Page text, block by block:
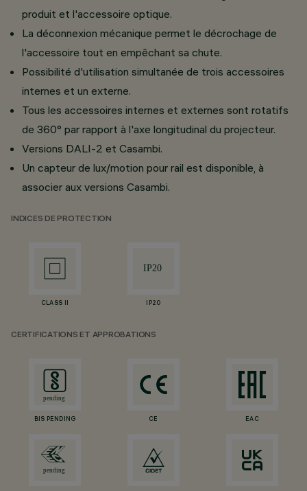
produit et l'accessoire optique.
La déconnexion mécanique permet le décrochage de
l'accessoire tout en empêchant sa chute.
Possibilité d'utilisation simultanée de trois accessoires
internes et un externe.
Tous les accessoires internes et externes sont rotatifs
de 360° par rapport à l'axe longitudinal du projecteur.
Versions DALI-2 et Casambi.
Un capteur de lux/motion pour rail est disponible, à
associer aux versions Casambi.
INDICES DE PROTECTION
CLASS II IP20
CERTIFICATIONS ET APPROBATIONS
BIS PENDING CE EAC